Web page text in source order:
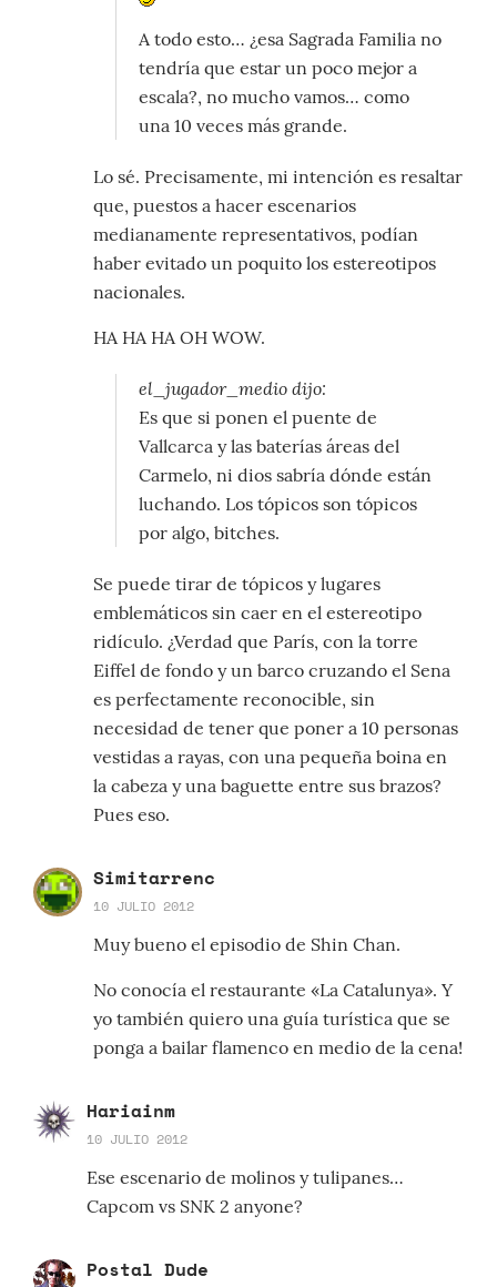
A todo esto… ¿esa Sagrada Familia no
tendría que estar un poco mejor a
escala?, no mucho vamos… como
una 10 veces más grande.
Lo sé. Precisamente, mi intención es resaltar
que, puestos a hacer escenarios
medianamente representativos, podían
haber evitado un poquito los estereotipos
nacionales.
HA HA HA OH WOW.
el_jugador_medio dijo:
Es que si ponen el puente de
Vallcarca y las baterías áreas del
Carmelo, ni dios sabría dónde están
luchando. Los tópicos son tópicos
por algo, bitches.
Se puede tirar de tópicos y lugares
emblemáticos sin caer en el estereotipo
ridículo. ¿Verdad que París, con la torre
Eiffel de fondo y un barco cruzando el Sena
es perfectamente reconocible, sin
necesidad de tener que poner a 10 personas
vestidas a rayas, con una pequeña boina en
la cabeza y una baguette entre sus brazos?
Pues eso.
Simitarrenc
10 JULIO 2012
Muy bueno el episodio de Shin Chan.
No conocía el restaurante «La Catalunya». Y
yo también quiero una guía turística que se
ponga a bailar flamenco en medio de la cena!
Hariainm
10 JULIO 2012
Ese escenario de molinos y tulipanes…
Capcom vs SNK 2 anyone?
Postal Dude